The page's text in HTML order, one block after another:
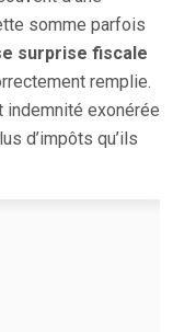
somme parfois
surprise fiscale
remplie.
indemnité exonérée
d’impôts qu’ils